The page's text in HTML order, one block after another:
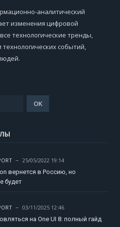
аналитический
изменения цифровой
технологические тренды,
событий,
25/05/2022 19:14
вернется в Россию, но
будет
03/11/2025 12:46
на One UI 8: полный гайд